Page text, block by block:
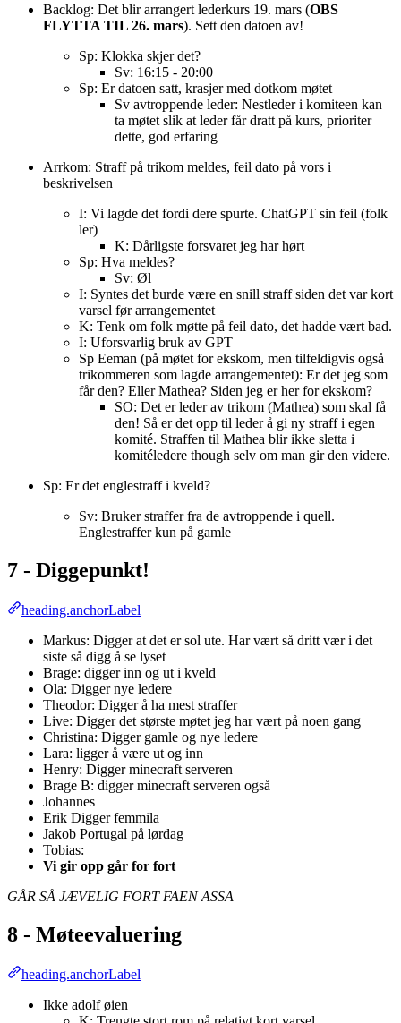
Backlog: Det blir arrangert lederkurs 19. mars (OBS
FLYTTA TIL 26. mars). Sett den datoen av!
Sp: Klokka skjer det?
Sv: 16:15 - 20:00
Sp: Er datoen satt, krasjer med dotkom møtet
Sv avtroppende leder: Nestleder i komiteen kan
ta møtet slik at leder får dratt på kurs, prioriter
dette, god erfaring
Arrkom: Straff på trikom meldes, feil dato på vors i
beskrivelsen
I: Vi lagde det fordi dere spurte. ChatGPT sin feil (folk
ler)
K: Dårligste forsvaret jeg har hørt
Sp: Hva meldes?
Sv: Øl
I: Syntes det burde være en snill straff siden det var kort
varsel før arrangementet
K: Tenk om folk møtte på feil dato, det hadde vært bad.
I: Uforsvarlig bruk av GPT
Sp Eeman (på møtet for ekskom, men tilfeldigvis også
trikommeren som lagde arrangementet): Er det jeg som
får den? Eller Mathea? Siden jeg er her for ekskom?
SO: Det er leder av trikom (Mathea) som skal få
den! Så er det opp til leder å gi ny straff i egen
komité. Straffen til Mathea blir ikke sletta i
komitéledere though selv om man gir den videre.
Sp: Er det englestraff i kveld?
Sv: Bruker straffer fra de avtroppende i quell.
Englestraffer kun på gamle
7 - Diggepunkt!
heading.anchorLabel
Markus: Digger at det er sol ute. Har vært så dritt vær i det
siste så digg å se lyset
Brage: digger inn og ut i kveld
Ola: Digger nye ledere
Theodor: Digger å ha mest straffer
Live: Digger det største møtet jeg har vært på noen gang
Christina: Digger gamle og nye ledere
Lara: ligger å være ut og inn
Henry: Digger minecraft serveren
Brage B: digger minecraft serveren også
Johannes
Erik Digger femmila
Jakob Portugal på lørdag
Tobias:
Vi gir opp går for fort
GÅR SÅ JÆVELIG FORT FAEN ASSA
8 - Møteevaluering
heading.anchorLabel
Ikke adolf øien